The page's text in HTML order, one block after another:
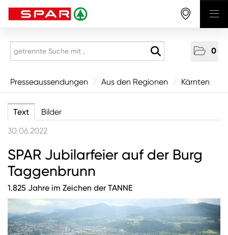
0
Presseaussendungen
Aus den Regionen
Tirol
Salzburg
Oberösterreich
Niederösterreich
Wien
Presseaussendungen / Aus den Regionen / Kärnten
Text
Bilder
30.06.2022
SPAR Jubilarfeier auf der Burg
Taggenbrunn
1.825 Jahre im Zeichen der TANNE